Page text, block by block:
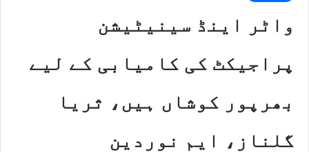
واٹر اینڈ سینیٹیشن
پراجیکٹ کی کامیابی کے لیے
بھرپور کوشاں ہیں، ثریا
گلناز، ایم نوردین